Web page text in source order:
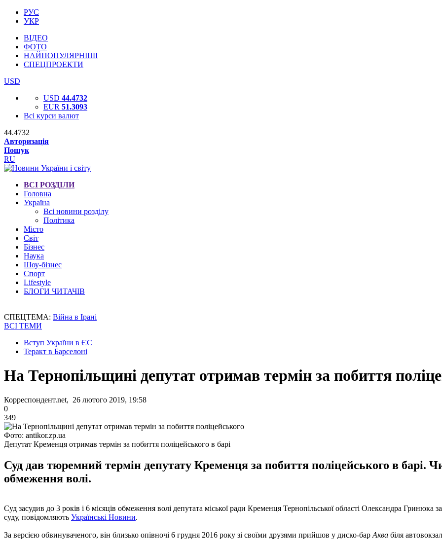
РУС
УКР
ВІДЕО
ФОТО
НАЙПОПУЛЯРНІШІ
СПЕЦПРОЕКТИ
USD
USD 44.4732
EUR 51.3093
Всі курси валют
44.4732
Авторизація
Пошук
RU
ВСІ РОЗДІЛИ
Головна
Україна
Всі новини розділу
Політика
Місто
Світ
Бізнес
Наука
Шоу-бізнес
Спорт
Lifestyle
БЛОГИ ЧИТАЧІВ
СПЕЦТЕМА: Війна в Ірані
ВСІ ТЕМИ
Вступ України в ЄС
Теракт в Барселоні
На Тернопільщині депутат отримав термін за побиття
Корреспондент.net, 26 лютого 2019, 19:58
0
349
Фото: antikor.zp.ua
Депутат Кременця отримав термін за побиття поліцейського в барі
Суд дав тюремний термін депутату Кременця за побиття поліцейського в барі.
обмеження волі.
Суд засудив до 3 років і 6 місяців обмеження волі депутата міської ради Кременця Тернопільської області Олександра Гринюка
суду, повідомляють Українськi Новини.
За версією обвинуваченого, він близько опівночі 6 грудня 2016 року зі своїми друзями прийшов у диско-бар Аква біля